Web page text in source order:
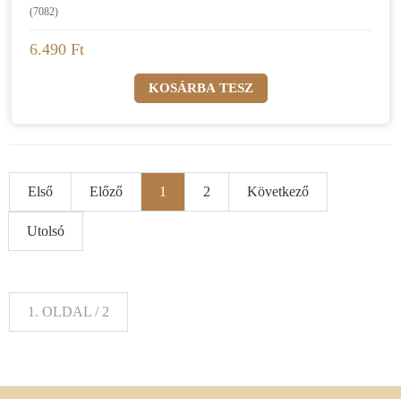
(7082)
6.490 Ft
Első Előző 1 2 Következő
Utolsó
1. OLDAL / 2